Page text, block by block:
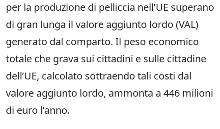
per la produzione di pelliccia nell’UE superano
di gran lunga il valore aggiunto lordo (VAL)
generato dal comparto. Il peso economico
totale che grava sui cittadini e sulle cittadine
dell’UE, calcolato sottraendo tali costi dal
valore aggiunto lordo, ammonta a 446 milioni
di euro l’anno.